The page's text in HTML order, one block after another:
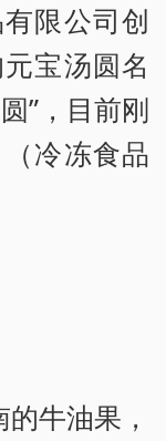
限公司创
宝汤圆名
”，目前刚
冷冻食品
牛油果，